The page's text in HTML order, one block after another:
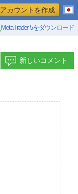
MetaTrader 5をダウンロード
アカウントを作成
新しいコメント